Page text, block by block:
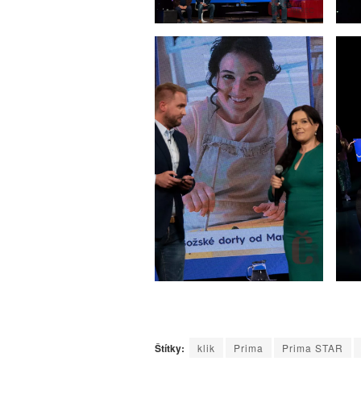
Štítky: klik Prima Prima STAR